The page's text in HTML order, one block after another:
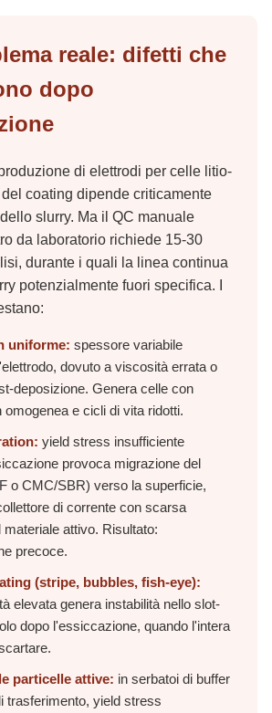
reale: difetti che
dopo
di elettrodi per celle litio-
coating dipende criticamente
slurry. Ma il QC manuale
da laboratorio richiede 15-30
durante i quali la linea continua
potenzialmente fuori specifica. I
uniforme: spessore variabile
dovuto a viscosità errata o
deposizione. Genera celle con
omogenea e cicli di vita ridotti.
yield stress insufficiente
provoca migrazione del
o CMC/SBR) verso la superficie,
di corrente con scarsa
materiale attivo. Risultato:
precoce.
(stripe, bubbles, fish-eye):
elevata genera instabilità nello slot-
dopo l'essiccazione, quando l'intera
particelle attive: in serbatoi di buffer
trasferimento, yield stress